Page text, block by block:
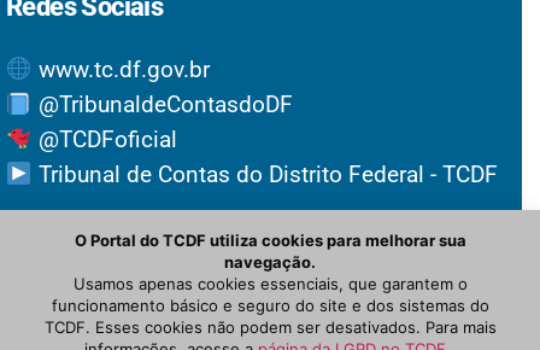
Redes Sociais
www.tc.df.gov.br
@TribunaldeContasdoDF
@TCDFoficial
Tribunal de Contas do Distrito Federal - TCDF
O Portal do TCDF utiliza cookies para melhorar sua
navegação.
Usamos apenas cookies essenciais, que garantem o
funcionamento básico e seguro do site e dos sistemas do
TCDF. Esses cookies não podem ser desativados. Para mais